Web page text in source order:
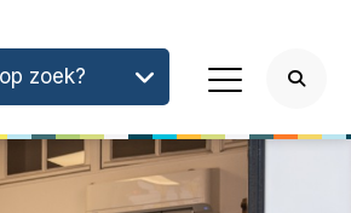
zoek?